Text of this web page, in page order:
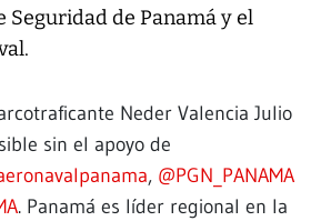
de Panamá y el
Neder Valencia Julio
sin el apoyo de
, @PGN_PANAMA
. Panamá es líder regional en la